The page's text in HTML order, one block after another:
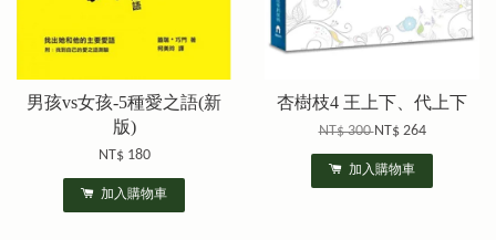
男孩vs女孩-5種愛之語(新
版)
NT$ 180
加入購物車
杏樹枝4 王上下、代上下
NT$ 300NT$ 264
加入購物車